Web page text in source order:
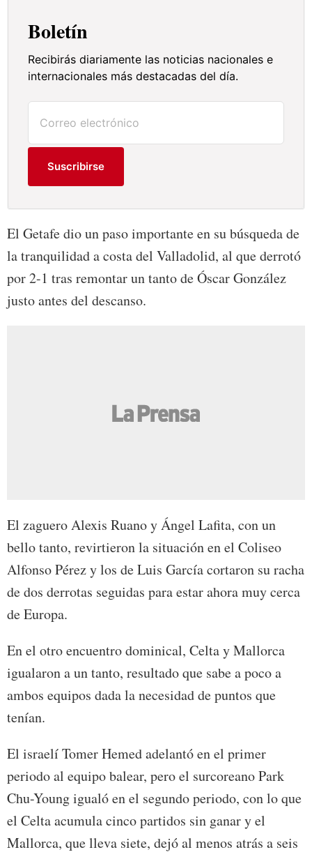
Boletín
Recibirás diariamente las noticias nacionales e
internacionales más destacadas del día.
Suscribirse
El Getafe dio un paso importante en su búsqueda de
la tranquilidad a costa del Valladolid, al que derrotó
por 2-1 tras remontar un tanto de Óscar González
justo antes del descanso.
El zaguero Alexis Ruano y Ángel Lafita, con un
bello tanto, revirtieron la situación en el Coliseo
Alfonso Pérez y los de Luis García cortaron su racha
de dos derrotas seguidas para estar ahora muy cerca
de Europa.
En el otro encuentro dominical, Celta y Mallorca
igualaron a un tanto, resultado que sabe a poco a
ambos equipos dada la necesidad de puntos que
tenían.
El israelí Tomer Hemed adelantó en el primer
periodo al equipo balear, pero el surcoreano Park
Chu-Young igualó en el segundo periodo, con lo que
el Celta acumula cinco partidos sin ganar y el
Mallorca, que lleva siete, dejó al menos atrás a seis